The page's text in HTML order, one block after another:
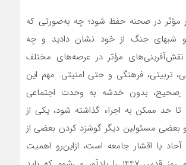
مؤثر در صحنه حفظ شود؛ چه به‌صورتی که
و شبهای جنگ از خود نشان دادید و چه
نقش‌آفرینی‌های مؤثر در عرصه‌های مختلف
تربیتی، فرهنگی و حتی امنیتی. مهم این
بدون خدشه به وحدت اجتماعی
حد ممکن به اجراء گذاشته شود، یکی از
بعضی مسئولین دیگر گوشزد کردن بعضی از
یا اقشار جامعه است، ازاین‌رو اهمیت